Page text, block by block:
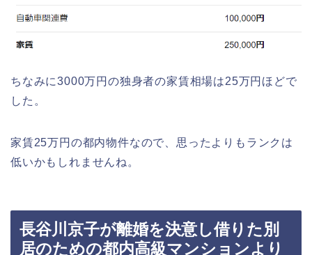
ちなみに3000万円の独身者の家賃相場は25万円ほどで
した。
家賃25万円の都内物件なので、思ったよりもランクは
低いかもしれませんね。
長谷川京子が離婚を決意し借りた別
居のための都内高級マンションより